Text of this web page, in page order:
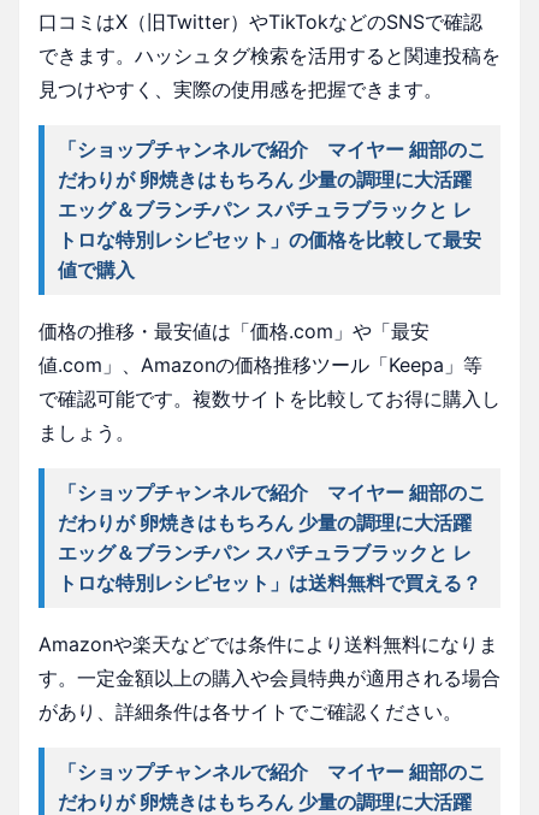
口コミはX（旧Twitter）やTikTokなどのSNSで確認
できます。ハッシュタグ検索を活用すると関連投稿を
見つけやすく、実際の使用感を把握できます。
「ショップチャンネルで紹介 マイヤー 細部のこ
だわりが 卵焼きはもちろん 少量の調理に大活躍
エッグ＆ブランチパン スパチュラブラックと レ
トロな特別レシピセット」の価格を比較して最安
値で購入
価格の推移・最安値は「価格.com」や「最安
値.com」、Amazonの価格推移ツール「Keepa」等
で確認可能です。複数サイトを比較してお得に購入し
ましょう。
「ショップチャンネルで紹介 マイヤー 細部のこ
だわりが 卵焼きはもちろん 少量の調理に大活躍
エッグ＆ブランチパン スパチュラブラックと レ
トロな特別レシピセット」は送料無料で買える？
Amazonや楽天などでは条件により送料無料になりま
す。一定金額以上の購入や会員特典が適用される場合
があり、詳細条件は各サイトでご確認ください。
「ショップチャンネルで紹介 マイヤー 細部のこ
だわりが 卵焼きはもちろん 少量の調理に大活躍